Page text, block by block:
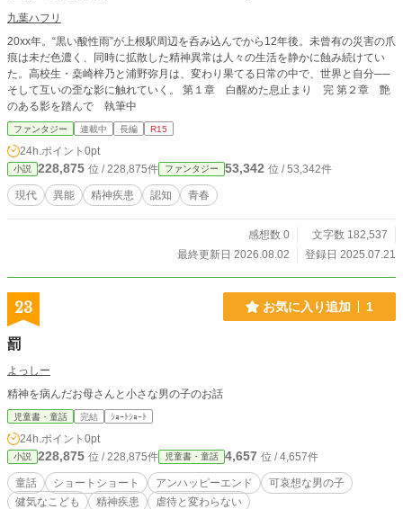
九葉ハフリ
20xx年。“黒い酸性雨”が上根駅周辺を呑み込んでから12年後。未曾有の災害の爪
痕は未だ色濃く、同時に拡散した精神異常は人々の生活を静かに蝕み続けてい
た。高校生・桒崎梓乃と浦野弥月は、変わり果てる日常の中で、世界と自分──
そして互いの歪な影に触れていく。 第１章 白醒めた息止まり 完 第２章 艶
のある影を踏んで 執筆中
ファンタジー 連載中 長編 R15
24h.ポイント 0pt
小説 228,875 位 / 228,875件 ファンタジー 53,342 位 / 53,342件
現代 異能 精神疾患 認知 青春
感想数 0
文字数 182,537
最終更新日 2026.08.02
登録日 2025.07.21
23 お気に入り追加 1
罰
よっしー
精神を病んだお母さんと小さな男の子のお話
児童書・童話 完結 ｼｮｰﾄｼｮｰﾄ
24h.ポイント 0pt
小説 228,875 位 / 228,875件 児童書・童話 4,657 位 / 4,657件
童話 ショートショート アンハッピーエンド
可哀想な男の子
健気なこども
精神疾患 虐待と変わらない